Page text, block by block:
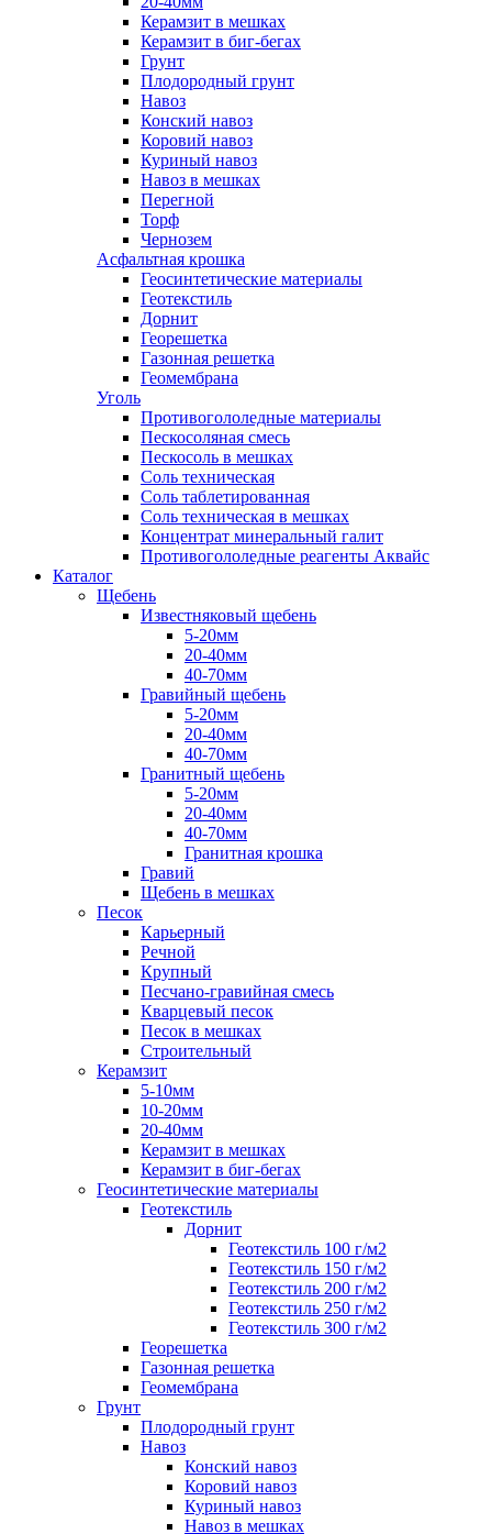
Керамзит в мешках
Керамзит в биг-бегах
Грунт
Плодородный грунт
Навоз
Конский навоз
Коровий навоз
Куриный навоз
Навоз в мешках
Перегной
Торф
Чернозем
Асфальтная крошка
Геосинтетические материалы
Геотекстиль
Дорнит
Георешетка
Газонная решетка
Геомембрана
Уголь
Противогололедные материалы
Пескосоляная смесь
Пескосоль в мешках
Соль техническая
Соль таблетированная
Соль техническая в мешках
Концентрат минеральный галит
Противогололедные реагенты Аквайс
Каталог
Щебень
Известняковый щебень
5-20мм
20-40мм
40-70мм
Гравийный щебень
5-20мм
20-40мм
40-70мм
Гранитный щебень
5-20мм
20-40мм
40-70мм
Гранитная крошка
Гравий
Щебень в мешках
Песок
Карьерный
Речной
Крупный
Песчано-гравийная смесь
Кварцевый песок
Песок в мешках
Строительный
Керамзит
5-10мм
10-20мм
20-40мм
Керамзит в мешках
Керамзит в биг-бегах
Геосинтетические материалы
Геотекстиль
Дорнит
Геотекстиль 100 г/м2
Геотекстиль 150 г/м2
Геотекстиль 200 г/м2
Геотекстиль 250 г/м2
Геотекстиль 300 г/м2
Георешетка
Газонная решетка
Геомембрана
Грунт
Плодородный грунт
Навоз
Конский навоз
Коровий навоз
Куриный навоз
Навоз в мешках